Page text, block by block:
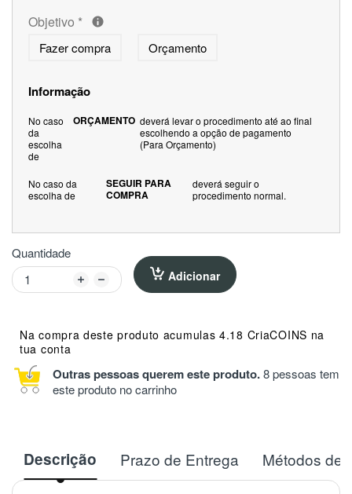
Objetivo *
Fazer compra Orçamento
Informação
No caso
da
escolha
de
ORÇAMENTO deverá levar o procedimento até ao final
escolhendo a opção de pagamento
(Para Orçamento)
No caso da
escolha de
SEGUIR PARA
COMPRA
deverá seguir o
procedimento normal.
Quantidade
Adicionar
Na compra deste produto acumulas 4.18 CriaCOINS na
tua conta
Outras pessoas querem este produto.8 pessoas tem
este produto no carrinho
Descrição Prazo de Entrega Métodos de